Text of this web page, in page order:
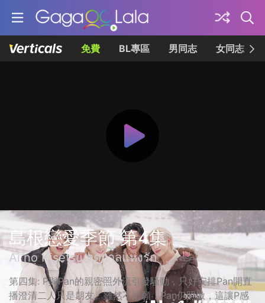
免費 BL專區 男同志 女同志
島根戀愛季節 第4集
Ai no Kisetsu ฤดูกาลแห่งรัก
第四集: P與Pan的親密照外流引發騷動，只好安排Pan開直
播澄清二人只是朋友。雖然不情願，Pan仍照做，這讓P感